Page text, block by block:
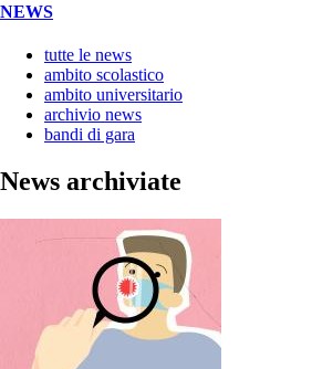
NEWS
tutte le news
ambito scolastico
ambito universitario
archivio news
bandi di gara
News archiviate